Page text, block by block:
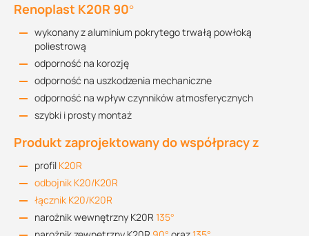
Renoplast K20R 90°
wykonany z aluminium pokrytego trwałą powłoką
poliestrową
odporność na korozję
odporność na uszkodzenia mechaniczne
odporność na wpływ czynników atmosferycznych
szybki i prosty montaż
Produkt zaprojektowany do współpracy z
profil K20R
odbojnik K20/K20R
łącznik K20/K20R
narożnik wewnętrzny K20R 135°